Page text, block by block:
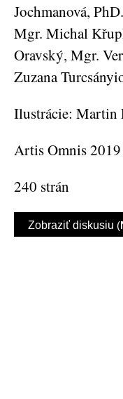
Jochmanová,
Mgr. Michal
Oravský, Mgr.
Zuzana
Ilustrácie: Martin
Artis Omnis 2019
240 strán
Zobraziť diskusiu (